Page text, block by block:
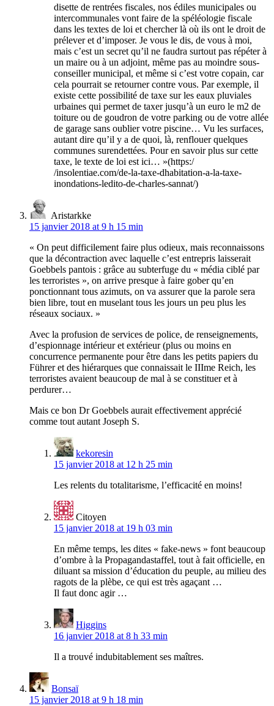
disette de rentrées fiscales, nos édiles municipales ou
intercommunales vont faire de la spéléologie fiscale
dans les textes de loi et chercher là où ils ont le droit de
prélever et d’imposer. Je vous le dis, de vous à moi,
mais c’est un secret qu’il ne faudra surtout pas répéter à
un maire ou à un adjoint, même pas au moindre sous-
conseiller municipal, et même si c’est votre copain, car
cela pourrait se retourner contre vous. Par exemple, il
existe cette possibilité de taxe sur les eaux pluviales
urbaines qui permet de taxer jusqu’à un euro le m2 de
toiture ou de goudron de votre parking ou de votre allée
de garage sans oublier votre piscine… Vu les surfaces,
autant dire qu’il y a de quoi, là, renflouer quelques
communes surendettées. Pour en savoir plus sur cette
taxe, le texte de loi est ici… »(https:/
/insolentiae.com/de-la-taxe-dhabitation-a-la-taxe-
inondations-ledito-de-charles-sannat/)
Aristarkke
15 janvier 2018 at 9 h 15 min
« On peut difficilement faire plus odieux, mais reconnaissons
que la décontraction avec laquelle c’est entrepris laisserait
Goebbels pantois : grâce au subterfuge du « média ciblé par
les terroristes », on arrive presque à faire gober qu’en
ponctionnant tous azimuts, on va assurer que la parole sera
bien libre, tout en muselant tous les jours un peu plus les
réseaux sociaux. »
Avec la profusion de services de police, de renseignements,
d’espionnage intérieur et extérieur (plus ou moins en
concurrence permanente pour être dans les petits papiers du
Führer et des hiérarques que connaissait le IIIme Reich, les
terroristes avaient beaucoup de mal à se constituer et à
perdurer…
Mais ce bon Dr Goebbels aurait effectivement apprécié
comme tout autant Joseph S.
kekoresin
15 janvier 2018 at 12 h 25 min
Les relents du totalitarisme, l’efficacité en moins!
Citoyen
15 janvier 2018 at 19 h 03 min
En même temps, les dites « fake-news » font beaucoup
d’ombre à la Propagandastaffel, tout à fait officielle, en
diluant sa mission d’éducation du peuple, au milieu des
ragots de la plèbe, ce qui est très agaçant …
Il faut donc agir …
Higgins
16 janvier 2018 at 8 h 33 min
Il a trouvé indubitablement ses maîtres.
Bonsaï
15 janvier 2018 at 9 h 18 min